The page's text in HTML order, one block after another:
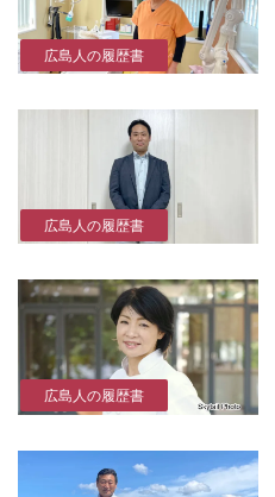
広島人の履歴書
広島人の履歴書
広島人の履歴書